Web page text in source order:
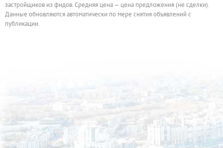
застройщиков из фидов. Средняя цена — цена предложения (не сделки).
Данные обновляются автоматически по мере снятия объявлений с
публикации.